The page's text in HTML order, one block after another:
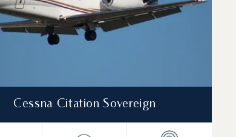
Cessna Citation Sovereign